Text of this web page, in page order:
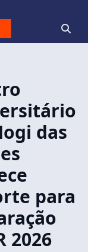
das
para
2026